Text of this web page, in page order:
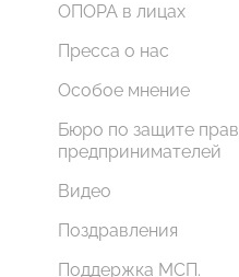
ОПОРА в лицах
Пресса о нас
Особое мнение
Бюро по защите прав
предпринимателей
Видео
Поздравления
Поддержка МСП.